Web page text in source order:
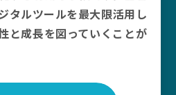
タルツールを最大限活用し
と成長を図っていくことが